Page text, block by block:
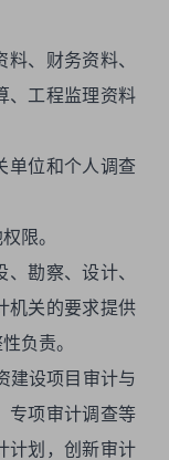
料、财务资料、
、工程监理资料
单位和个人调查
限。
勘察、设计、
机关的要求提供
负责。
建设项目审计与
专项审计调查等
计划，创新审计